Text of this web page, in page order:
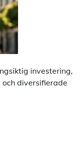
investering,
diversifierade